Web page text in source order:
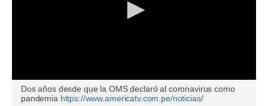
seconds
Dos años desde que la OMS declaró al coronavirus como
pandemia https://www.americatv.com.pe/noticias/